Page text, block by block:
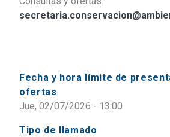
Fecha y hora límite de
ofertas
Jue, 02/07/2026 - 13:00
Tipo de llamado